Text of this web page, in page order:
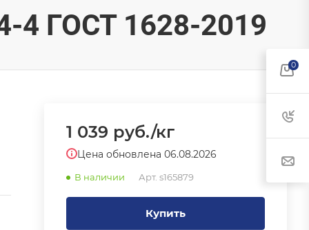
4 ГОСТ 1628-2019
1 039 руб./кг
Цена обновлена 06.08.2026
В наличии Арт. s165879
Купить
0